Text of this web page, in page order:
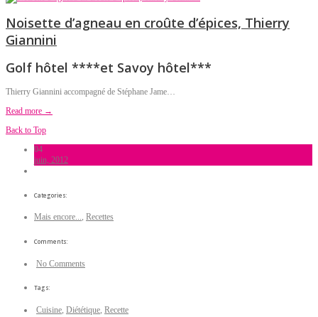
Noisette d’agneau en croûte d’épices, Thierry
Giannini
Golf hôtel ****et Savoy hôtel***
Thierry Giannini accompagné de Stéphane Jame…
Read more →
Back to Top
04
juin, 2012
Categories:
Mais encore..., Recettes
Comments:
No Comments
Tags:
Cuisine, Diététique, Recette